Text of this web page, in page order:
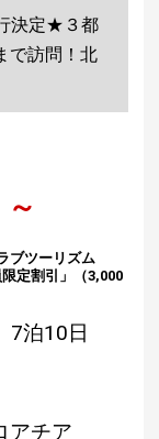
決定★３都
で訪問！北
ブツーリズム
定割引」（3,000
7泊10日
アチア